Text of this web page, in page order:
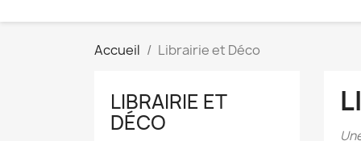
Accueil Librairie et Déco
LIBRAIRIE ET
DÉCO